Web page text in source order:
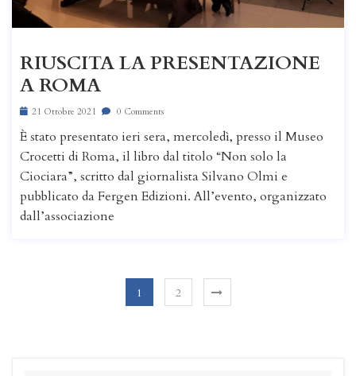
RIUSCITA LA PRESENTAZIONE
A ROMA
21 Ottobre 2021 0 Comments
È stato presentato ieri sera, mercoledì, presso il Museo
Crocetti di Roma, il libro dal titolo “Non solo la
Ciociara”, scritto dal giornalista Silvano Olmi e
pubblicato da Fergen Edizioni. All’evento, organizzato
dall’associazione
1 2